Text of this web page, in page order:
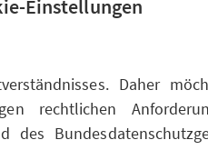
Einstellungen
Daher
rechtlichen
des